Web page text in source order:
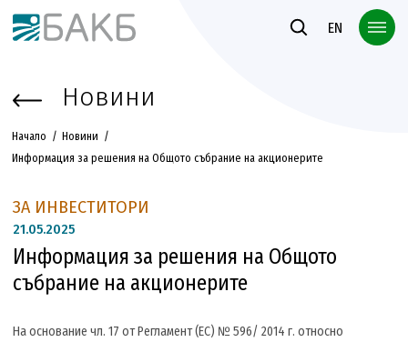
Към основното съдържание
EN
Новини
Начало
Новини
Информация за решения на Общото събрание на акционерите
ЗА ИНВЕСТИТОРИ
21.05.2025
Информация за решения на Общото
събрание на акционерите
На основание чл. 17 от Регламент (ЕС) № 596/ 2014 г. относно